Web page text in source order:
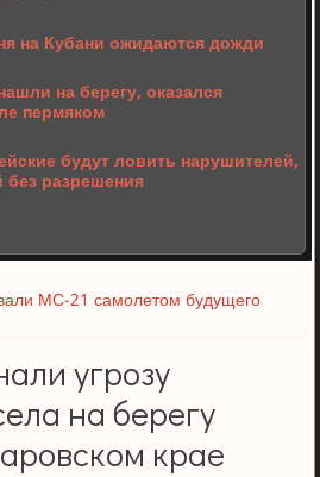
на Кубани ожидаются дожди
на берегу, оказался
пермяком
будут ловить нарушителей,
без разрешения
МС-21 самолетом будущего
угрозу
на берегу
крае